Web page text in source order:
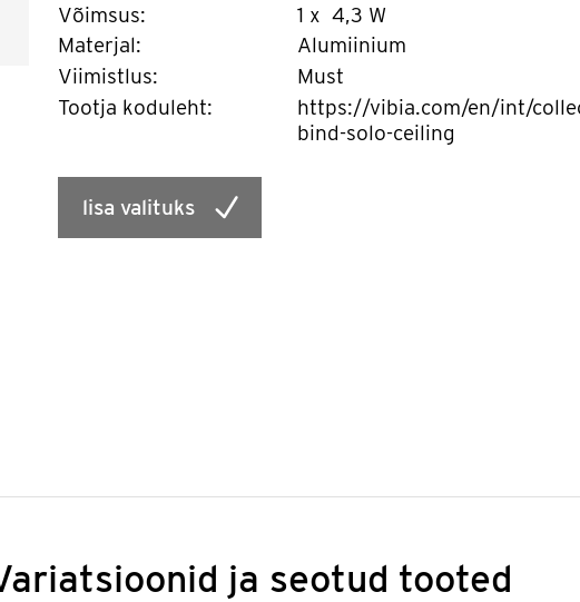
Võimsus:
1 x 4,3 W
Materjal:
Alumiinium
Viimistlus:
Must
Tootja koduleht:
https://vibia.com/en/int/
bind-solo-ceiling
lisa valituks
ja seotud tooted